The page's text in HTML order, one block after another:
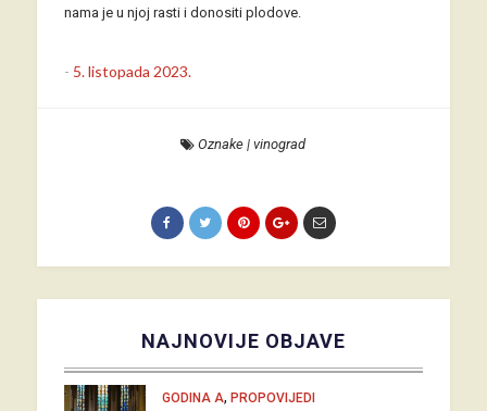
nama je u njoj rasti i donositi plodove.
- 5. listopada 2023.
Oznake |vinograd
NAJNOVIJE OBJAVE
GODINA A, PROPOVIJEDI